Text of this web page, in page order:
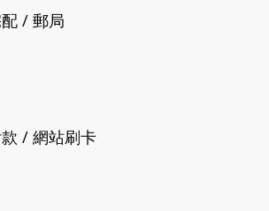
/ 郵局
/ 網站刷卡